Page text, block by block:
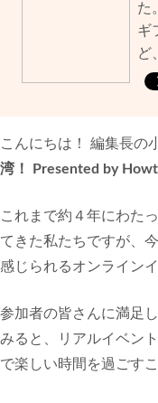
た
ギ
ど
こんにちは！ 編集長の
湾！ Presented by
これまで約４年にわた
てきた私たちですが、
感じられるオンライン
参加者の皆さんに満足
みると、リアルイベン
で楽しい時間を過ごす